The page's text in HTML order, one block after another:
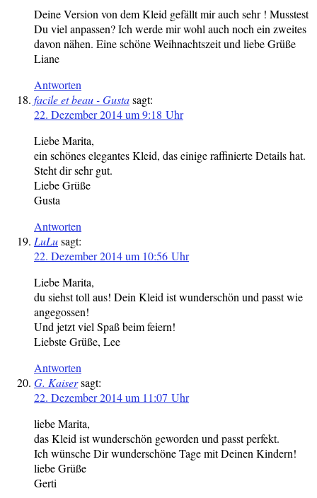
Deine Version von dem Kleid gefällt mir auch sehr ! Musstest
Du viel anpassen? Ich werde mir wohl auch noch ein zweites
davon nähen. Eine schöne Weihnachtszeit und liebe Grüße
Liane
Antworten
facile et beau - Gustasagt:
22. Dezember 2014 um 9:18 Uhr
Liebe Marita,
ein schönes elegantes Kleid, das einige raffinierte Details hat.
Steht dir sehr gut.
Liebe Grüße
Gusta
Antworten
LuLusagt:
22. Dezember 2014 um 10:56 Uhr
Liebe Marita,
du siehst toll aus! Dein Kleid ist wunderschön und passt wie
angegossen!
Und jetzt viel Spaß beim feiern!
Liebste Grüße, Lee
Antworten
G. Kaisersagt:
22. Dezember 2014 um 11:07 Uhr
liebe Marita,
das Kleid ist wunderschön geworden und passt perfekt.
Ich wünsche Dir wunderschöne Tage mit Deinen Kindern!
liebe Grüße
Gerti